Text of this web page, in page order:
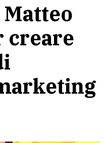
creare